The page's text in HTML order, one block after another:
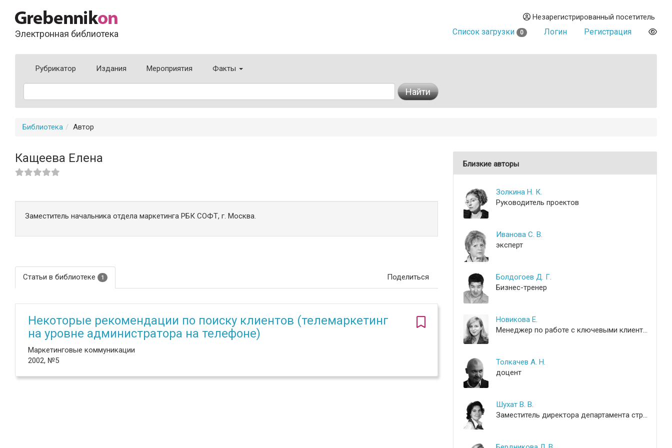
Электронная библиотека
Незарегистрированный посетитель
Список загрузки 0 Логин Регистрация
Рубрикатор Издания Мероприятия Факты
Найти
Библиотека Автор
Кащеева Елена
Заместитель начальника отдела маркетинга РБК СОФТ, г. Москва.
Статьи в библиотеке 1 Поделиться
Некоторые рекомендации по поиску клиентов (телемаркетинг
на уровне администратора на телефоне)
Маркетинговые коммуникации
2002, №5
Близкие авторы
Золкина Н. К.
Руководитель проектов
Иванова С. В.
эксперт
Болдогоев Д. Г.
Бизнес-тренер
Новикова Е.
Менеджер по работе с ключевыми клиентами
Толкачев А. Н.
доцент
Шухат В. В.
Заместитель директора департамента стратегического развития